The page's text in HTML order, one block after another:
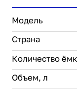
Модель
Страна
Количество
Объем, л